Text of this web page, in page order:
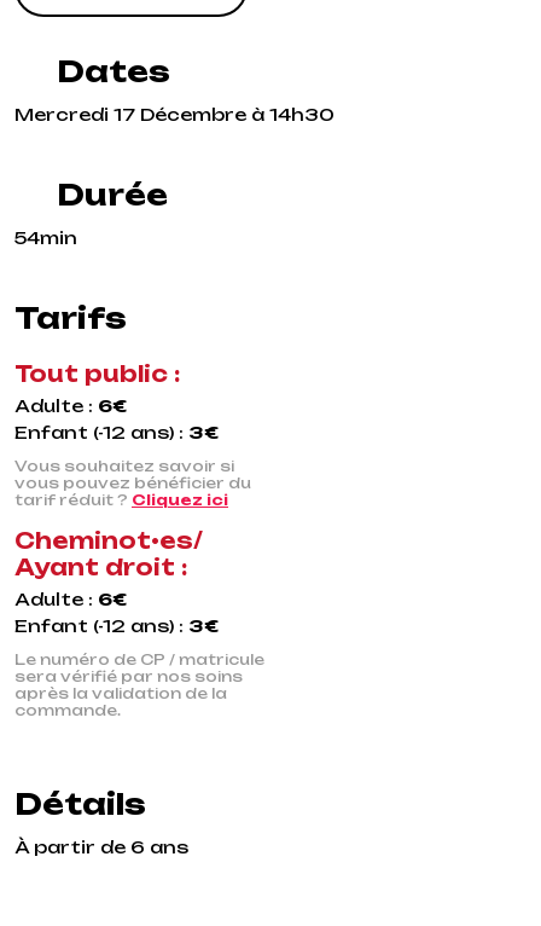
Dates
Mercredi 17 Décembre à 14h30
Durée
54min
Tarifs
Tout public :
Adulte : 6€
Enfant (-12 ans) : 3€
Vous souhaitez savoir si
vous pouvez bénéficier du
tarif réduit ? Cliquez ici
Cheminot•es/
Ayant droit :
Adulte : 6€
Enfant (-12 ans) : 3€
Le numéro de CP / matricule
sera vérifié par nos soins
après la validation de la
commande.
Détails
À partir de 6 ans